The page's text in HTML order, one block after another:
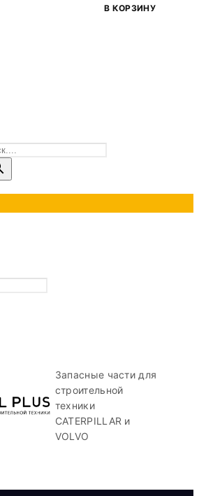
В КОРЗИНУ
Запасные части для
строительной
техники
CATERPILLAR и
VOLVO